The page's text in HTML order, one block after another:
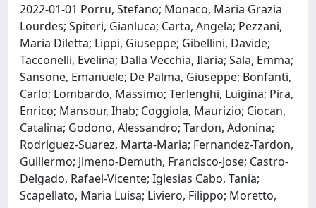
2022-01-01 Porru, Stefano; Monaco, Maria Grazia
Lourdes; Spiteri, Gianluca; Carta, Angela; Pezzani,
Maria Diletta; Lippi, Giuseppe; Gibellini, Davide;
Tacconelli, Evelina; Dalla Vecchia, Ilaria; Sala, Emma;
Sansone, Emanuele; De Palma, Giuseppe; Bonfanti,
Carlo; Lombardo, Massimo; Terlenghi, Luigina; Pira,
Enrico; Mansour, Ihab; Coggiola, Maurizio; Ciocan,
Catalina; Godono, Alessandro; Tardon, Adonina;
Rodriguez-Suarez, Marta-Maria; Fernandez-Tardon,
Guillermo; Jimeno-Demuth, Francisco-Jose; Castro-
Delgado, Rafael-Vicente; Iglesias Cabo, Tania;
Scapellato, Maria Luisa; Liviero, Filippo; Moretto,